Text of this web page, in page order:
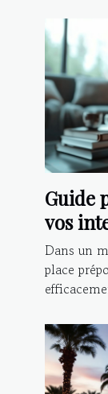
Guide
vos
Dans un
place